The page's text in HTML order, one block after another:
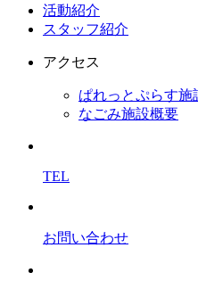
活動紹介
スタッフ紹介
アクセス
ぱれっとぷらす施
なごみ施設概要
TEL
お問い合わせ